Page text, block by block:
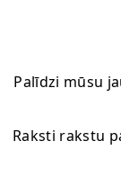
Palīdzi mūsu
Raksti rakstu